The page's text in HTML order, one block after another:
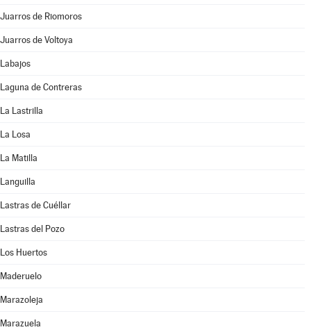
Juarros de Riomoros
Juarros de Voltoya
Labajos
Laguna de Contreras
La Lastrilla
La Losa
La Matilla
Languilla
Lastras de Cuéllar
Lastras del Pozo
Los Huertos
Maderuelo
Marazoleja
Marazuela